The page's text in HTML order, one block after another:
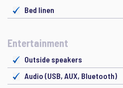
Bed linen
Entertainment
Outside speakers
Audio (USB, AUX, Bluetooth)